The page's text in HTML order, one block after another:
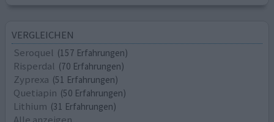
VERGLEICHEN
Seroquel (157 Erfahrungen)
Risperdal (70 Erfahrungen)
Zyprexa (51 Erfahrungen)
Quetiapin (50 Erfahrungen)
Lithium (31 Erfahrungen)
Alle anzeigen...